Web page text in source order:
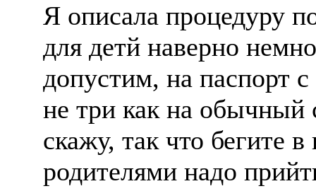
Я описала процедуру
для детй наверно
допустим, на паспорт
не три как на обычный
скажу, так что бегите
родителями надо